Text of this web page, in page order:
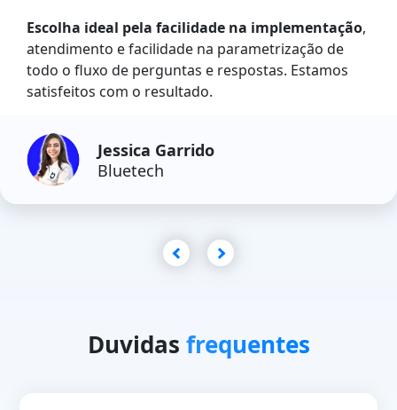
Escolha ideal pela facilidade na implementação,
atendimento e facilidade na parametrização de
todo o fluxo de perguntas e respostas. Estamos
satisfeitos com o resultado.
Jessica Garrido
Bluetech
Duvidas frequentes